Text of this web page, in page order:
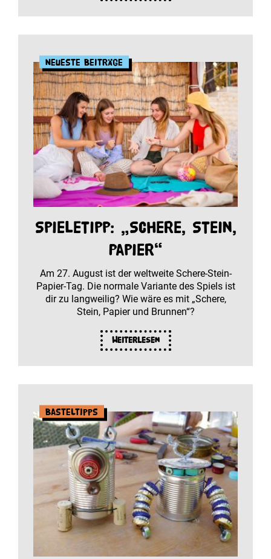
Neueste Beiträge
Spieletipp: „Schere, Stein,
Papier“
Am 27. August ist der weltweite Schere-Stein-
Papier-Tag. Die normale Variante des Spiels ist
dir zu langweilig? Wie wäre es mit „Schere,
Stein, Papier und Brunnen“?
Weiterlesen
Basteltipps